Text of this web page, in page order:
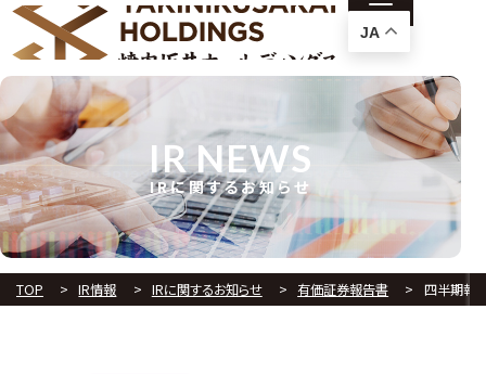
IRに関するお知らせ
IR NEWS
TOP IR情報 IRに関するお知らせ 有価証券報告書 四半期報
JA